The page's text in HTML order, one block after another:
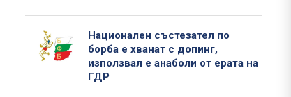
Национален състезател по
борба е хванат с допинг,
използвал е анаболи от ерата на
ГДР